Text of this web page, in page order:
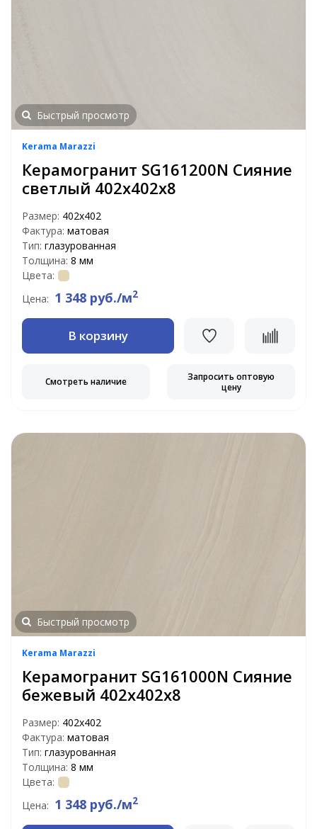
Быстрый просмотр
Kerama Marazzi
Керамогранит SG161200N Сияние
светлый 402х402х8
Размер: 402x402
Фактура: матовая
Тип: глазурованная
Толщина: 8 мм
Цвета:
Цена: 1 348 руб./м2
В корзину
Смотреть наличие
Запросить оптовую
цену
Быстрый просмотр
Kerama Marazzi
Керамогранит SG161000N Сияние
бежевый 402х402х8
Размер: 402x402
Фактура: матовая
Тип: глазурованная
Толщина: 8 мм
Цвета:
Цена: 1 348 руб./м2